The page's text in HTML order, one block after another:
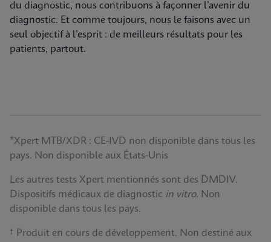
du diagnostic, nous contribuons à façonner l’avenir du
diagnostic. Et comme toujours, nous le faisons avec un
seul objectif à l’esprit : de meilleurs résultats pour les
patients, partout.
*Xpert MTB/XDR : CE-IVD non disponible dans tous les
pays. Non disponible aux États-Unis
Les autres tests Xpert mentionnés sont des DMDIV.
Dispositifs médicaux de diagnostic in vitro. Non
disponible dans tous les pays.
† Produit en cours de développement. Non destiné aux